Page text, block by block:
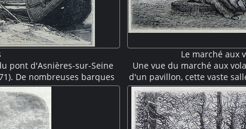
pont d'Asnières-sur-Seine
De nombreuses barques
de forts bastaings. Un
le pont détruit dont les
de la Seine, quelques
guerre.
Le marché aux
Une vue du marché aux
d'un pavillon, cette vaste
colonnes de fonte
Au premier plan des
paniers et des sacs. Au